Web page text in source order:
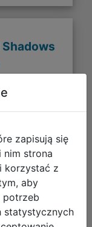
zapisują się
nim strona
korzystać z
aby
potrzeb
statystycznych